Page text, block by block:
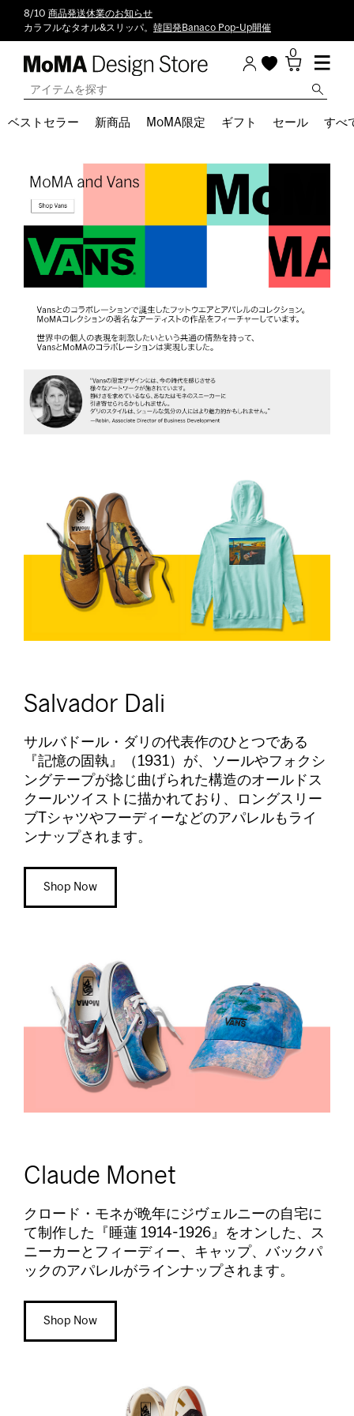
8/10 商品発送休業のお知らせ
カラフルなタオル&スリッパ。 韓国発Banaco Pop-Up開催
0
ベストセラー 新商品 MoMA限定 ギフト セール すべ
Salvador Dali
サルバドール・ダリの代表作のひとつである
『記憶の固執』（1931）が、ソールやフォクシ
ングテープが捻じ曲げられた構造のオールドス
クールツイストに描かれており、ロングスリー
ブTシャツやフーディーなどのアパレルもライ
ンナップされます。
Shop Now
Claude Monet
クロード・モネが晩年にジヴェルニーの自宅に
て制作した『睡蓮 1914-1926』をオンした、ス
ニーカーとフィーディー、キャップ、バックパ
ックのアパレルがラインナップされます。
Shop Now